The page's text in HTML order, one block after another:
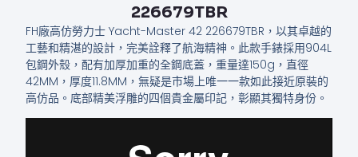
226679TBR
FH廠高仿勞力士 Yacht-Master 42 226679TBR，以其卓越的
工藝和精湛的設計，完美詮釋了航海精神。此款手錶採用904L
包鋼外殼，配有加厚加重的全鋼底蓋，重量達150g，直徑
42MM，厚度11.8MM，無疑是市場上唯一一款如此接近原裝的
高仿品。底部精美浮雕的四個貴金屬印記，彰顯其獨特身份。